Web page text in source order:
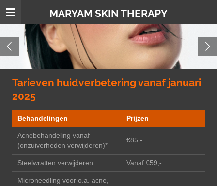
Ga
de
hoofdinhoud
MARYAM SKIN THERAPY
Tarieven huidverbetering vanaf januari
2025
Behandelingen Prijzen
Acnebehandeling vanaf
(onzuiverheden verwijderen)*
€85,-
Steelwratten verwijderen Vanaf €59,-
Microneedling voor o.a. acne,